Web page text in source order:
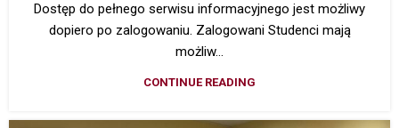
Dostęp do pełnego serwisu informacyjnego jest możliwy
dopiero po zalogowaniu. Zalogowani Studenci mają
możliw...
CONTINUE READING